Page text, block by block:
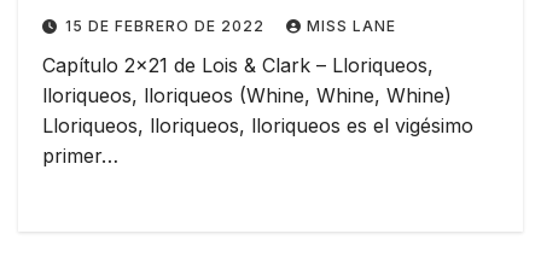
15 DE FEBRERO DE 2022 MISS LANE
Capítulo 2×21 de Lois & Clark – Lloriqueos,
lloriqueos, lloriqueos (Whine, Whine, Whine)
Lloriqueos, lloriqueos, lloriqueos es el vigésimo
primer…